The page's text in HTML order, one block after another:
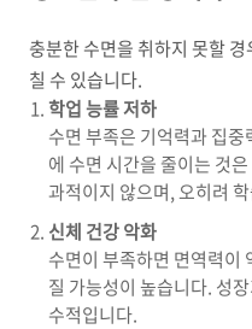
충분한 수면을 취하지 못할
칠 수 있습니다.
학업 능률 저하
수면 부족은 기억력과 집
에 수면 시간을 줄이는 것
과적이지 않으며, 오히려
신체 건강 악화
수면이 부족하면 면역력이
질 가능성이 높습니다. 성
수적입니다.